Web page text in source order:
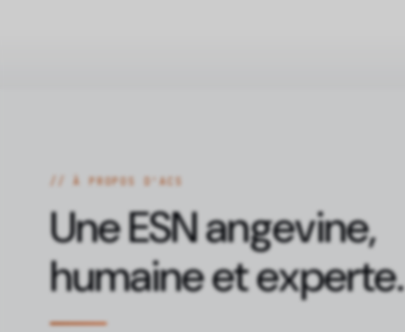
// À PROPOS D'ACS
Une ESN angevine,
humaine et experte.